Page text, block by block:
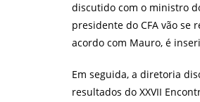
discutido com o ministro
presidente do CFA vão se
acordo com Mauro, é
Em seguida, a diretoria
resultados do XXVII